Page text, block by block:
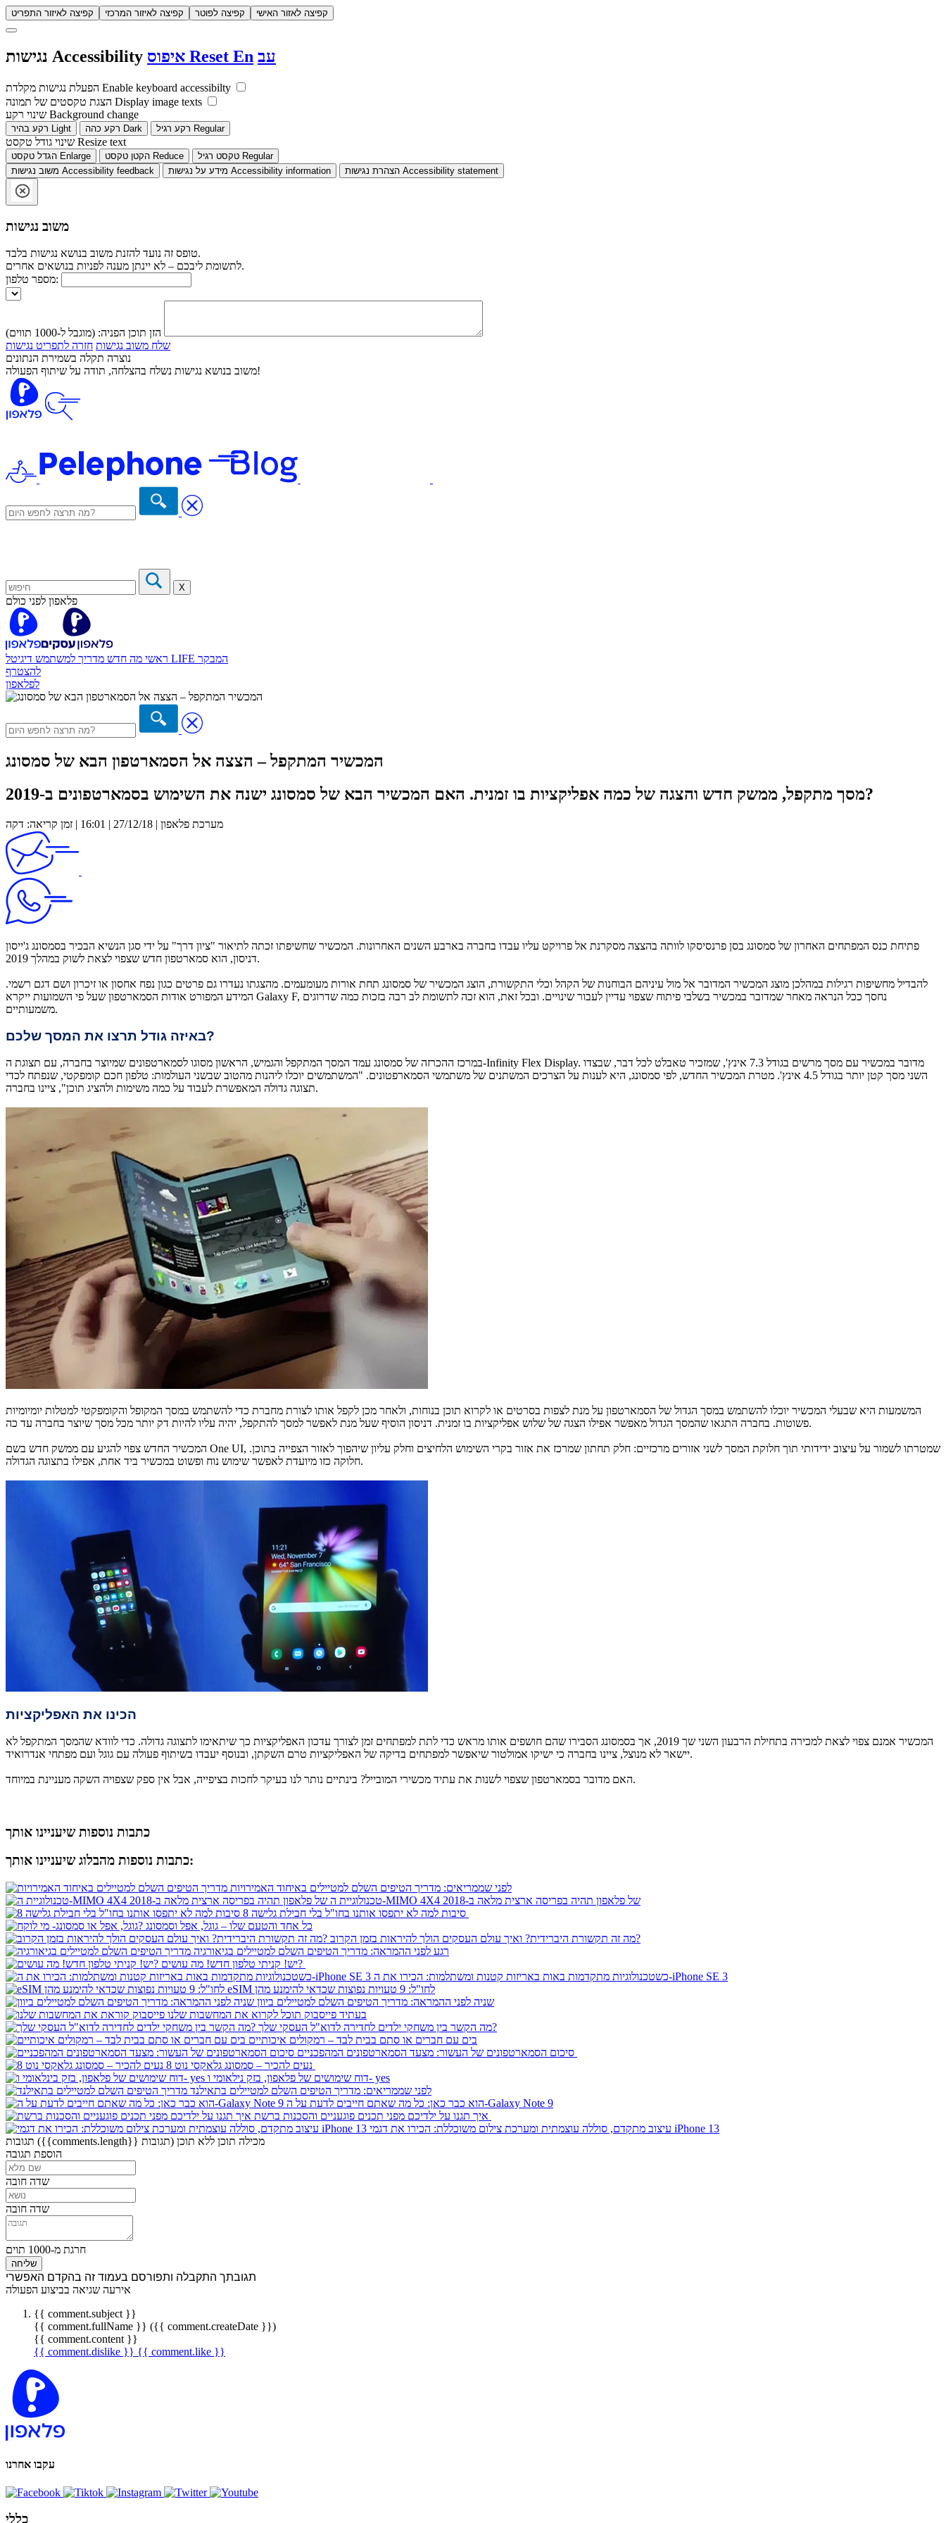
קפיצה לאיזור התפריט קפיצה לאיזור המרכזי קפיצה לפוטר קפיצה לאזור האישי
Accessibility Reset En עב
Enable keyboard accessibilty
Display image texts
Background change
Light Dark Regular
Resize text
Enlarge Reduce
Regular
Accessibility feedback Accessibility information Accessibility statement
משוב נגישות
טופס זה נועד להזנת משוב בנושא נגישות בלבד.
לתשומת ליבכם – לא יינתן מענה לפניות בנושאים אחרים.
מספר טלפון:
הזן תוכן הפניה: (מוגבל ל-1000 תווים)
שלח משוב נגישות חזרה לתפריט נגישות
נוצרה תקלה בשמירת הנתונים
משוב בנושא נגישות נשלח בהצלחה, תודה על שיתוף הפעולה!
X
פלאפון לפני כולם
ראשי מה חדש מדריך למשתמש דיגיטל LIFE המבקר
להצטרף
לפלאפון
המכשיר המתקפל – הצצה אל הסמארטפון הבא של סמסונג
מסך מתקפל, ממשק חדש והצגה של כמה אפליקציות בו זמנית. האם המכשיר הבא של סמסונג ישנה את השימוש בסמארטפונים ב-2019?
מערכת פלאפון | 27/12/18 | 16:01 | זמן קריאה: דקה
פתיחת כנס המפתחים האחרון של סמסונג בסן פרנסיסקו לוותה בהצצה מסקרנת אל פרויקט עליו עבדו בחברה בארבע השנים האחרונות. המכשיר שחשיפתו זכתה לתיאור "ציון דרך" על ידי סגן הנשיא הבכיר בסמסונג ג'ייסון
דניסון, הוא סמארטפון חדש שצפוי לצאת לשוק במהלך 2019.
להבדיל מחשיפות רגילות במהלכן מוצג המכשיר המדובר אל מול עיניהם הבוחנות של הקהל וכלי התקשורת, הוצג המכשיר של סמסונג תחת אורות מעומעמים. מהצגתו נעדרו גם פרטים כגון נפח אחסון או זיכרון ושם דגם רשמי.
המידע המפורט אודות הסמארטפון שעל פי השמועות ייקרא Galaxy F, נחסך ככל הנראה מאחר שמדובר במכשיר בשלבי פיתוח שצפוי עדיין לעבור שינויים. ובכל זאת, הוא זכה לתשומת לב רבה בזכות כמה שדרוגים
משמעותיים.
באיזה גודל תרצו את המסך שלכם?
במרכז ההכרזה של סמסונג עמד המסך המתקפל והגמיש, הראשון מסוגו לסמארטפונים שמיוצר בחברה, עם תצוגת ה-Infinity Flex Display. מדובר במכשיר עם מסך מרשים בגודל 7.3 אינץ', שמזכיר טאבלט לכל דבר, שבצדו
השני מסך קטן יותר בגודל 4.5 אינץ'. מטרת המכשיר החדש, לפי סמסונג, היא לענות על הצרכים המשתנים של משתמשי הסמארפטונים. "המשתמשים יוכלו ליהנות מהטוב שבשני העולמות: טלפון חכם קומפקטי, שנפתח לכדי
תצוגה גדולה המאפשרת לעבוד על כמה משימות ולהציג תוכן", ציינו בחברה.
המשמעות היא שבעלי המכשיר יוכלו להשתמש במסך הגדול של הסמארטפון על מנת לצפות בסרטים או לקרוא תוכן בנוחות, ולאחר מכן לקפל אותו לצורת מחברת כדי להשתמש במסך המקופל והקומפקטי למטלות יומיומיות
פשוטות. בחברה התגאו שהמסך הגדול מאפשר אפילו הצגה של שלוש אפליקציות בו זמנית. דניסון הוסיף שעל מנת לאפשר למסך להתקפל, יהיה עליו להיות דק יותר מכל מסך שיוצר בחברה עד כה.
המכשיר החדש צפוי להגיע עם ממשק חדש בשם One UI, שמטרתו לשמור על עיצוב ידידותי תוך חלוקת המסך לשני אזורים מרכזיים: חלק תחתון שמרכז את אזור בקרי השימוש הלחיצים וחלק עליון שיהפוך לאזור הצפייה בתוכן.
חלוקה כזו מיועדת לאפשר שימוש נוח ופשוט במכשיר ביד אחת, אפילו בתצוגה הגדולה.
הכינו את האפליקציות
המכשיר אמנם צפוי לצאת למכירה בתחילת הרבעון השני שך 2019, אך בסמסונג הסבירו שהם חושפים אותו מראש כדי לתת למפתחים זמן לצורך עדכון האפליקציות כך שיתאימו לתצוגה גדולה. כדי לוודא שהמסך המתקפל לא
יישאר לא מנוצל, ציינו בחברה כי ישיקו אמולטור שיאפשר למפתחים בדיקה של האפליקציות טרם השקתן, ובנוסף יעבדו בשיתוף פעולה עם גוגל ועם מפתחי אנדרואיד.
האם מדובר בסמארטפון שצפוי לשנות את עתיד מכשירי המובייל? בינתיים נותר לנו בעיקר לחכות בציפייה, אבל אין ספק שצפויה השקה מעניינת במיוחד.
כתבות נוספות שיעניינו אותך
כתבות נוספות מהבלוג שיעניינו אותך:
לפני שממריאים: מדריך הטיפים השלם למטיילים באיחוד האמירויות
טכנולוגיית ה-MIMO 4X4 של פלאפון תהיה בפריסה ארצית מלאה ב-2018
כל אחד והטעם שלו – גוגל, אפל וסמסונג
מה זה תקשורת היברידית? ואיך עולם העסקים הולך להיראות בזמן הקרוב?
רגע לפני ההמראה: מדריך הטיפים השלם למטיילים בגיאורגיה
יש! קניתי טלפון חדש! מה עושים?
כשטכנולוגיות מתקדמות באות באריזות קטנות ומשתלמות: הכירו את ה-iPhone SE 3
eSIM לחו"ל: 9 טעויות נפוצות שכדאי להימנע מהן
שניה לפני ההמראה: מדריך הטיפים השלם למטיילים ביוון
בעתיד פייסבוק תוכל לקרוא את המחשבות שלנו
מה הקשר בין משחקי ילדים לחדירה לדוא"ל העסקי שלך?
בים עם חברים או סתם בבית לבד – רמקולים איכותיים
דוח שימושים של פלאפון, בזק נילאומי ו- yes
לפני שממריאים: מדריך הטיפים השלם למטיילים בתאילנד
הוא כבר כאן: כל מה שאתם חייבים לדעת על ה-Galaxy Note 9
עיצוב מתקדם, סוללה עוצמתית ומערכת צילום משוכללת: הכירו את דגמי iPhone 13
תגובות
({{comments.length}} תגובות) מכילה תוכן ללא תוכן
הוספת תגובה
שדה חובה
שדה חובה
חרגת מ-1000 תוים
שליחה
תגובתך התקבלה ותפורסם בעמוד זה בהקדם האפשרי
אירעה שגיאה בביצוע הפעולה
{{ comment.subject }}
{{ comment.fullName }} ({{ comment.createDate }})
{{ comment.content }}
{{ comment.dislike }} {{ comment.like }}
עקבו אחרנו
כללי